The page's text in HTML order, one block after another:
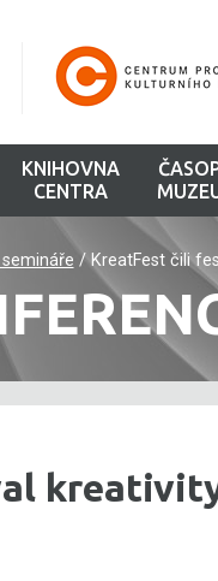
KNIHOVNA
CENTRA
/ KreatFest čili